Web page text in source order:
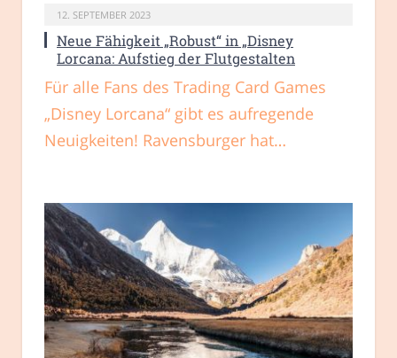
12. SEPTEMBER 2023
Neue Fähigkeit „Robust“ in „Disney
Lorcana: Aufstieg der Flutgestalten
Für alle Fans des Trading Card Games
„Disney Lorcana“ gibt es aufregende
Neuigkeiten! Ravensburger hat…